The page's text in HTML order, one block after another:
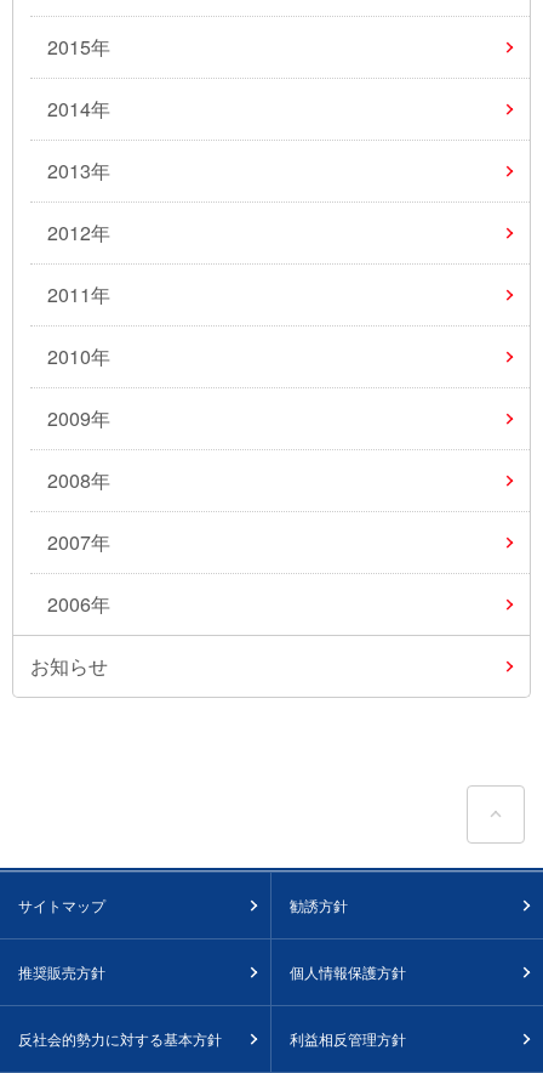
2015年
2014年
2013年
2012年
2011年
2010年
2009年
2008年
2007年
2006年
お知らせ
ペ
サイトマップ 勧誘方針
推奨販売方針 個人情報保護方針
反社会的勢力に対する基本方針 利益相反管理方針